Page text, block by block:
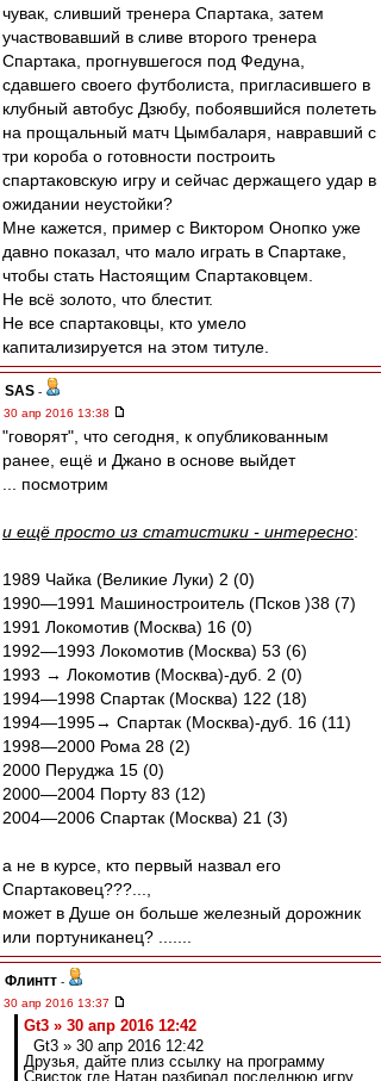
чувак, сливший тренера Спартака, затем
участвовавший в сливе второго тренера
Спартака, прогнувшегося под Федуна,
сдавшего своего футболиста, пригласившего в
клубный автобус Дзюбу, побоявшийся полететь
на прощальный матч Цымбаларя, навравший с
три короба о готовности построить
спартаковскую игру и сейчас держащего удар в
ожидании неустойки?
Мне кажется, пример с Виктором Онопко уже
давно показал, что мало играть в Спартаке,
чтобы стать Настоящим Спартаковцем.
Не всё золото, что блестит.
Не все спартаковцы, кто умело
капитализируется на этом титуле.
SAS -
30 апр 2016 13:38
"говорят", что сегодня, к опубликованным
ранее, ещё и Джано в основе выйдет
... посмотрим
и ещё просто из статистики - интересно:
1989 Чайка (Великие Луки) 2 (0)
1990—1991 Машиностроитель (Псков )38 (7)
1991 Локомотив (Москва) 16 (0)
1992—1993 Локомотив (Москва) 53 (6)
1993 → Локомотив (Москва)-дуб. 2 (0)
1994—1998 Спартак (Москва) 122 (18)
1994—1995→ Спартак (Москва)-дуб. 16 (11)
1998—2000 Рома 28 (2)
2000 Перуджа 15 (0)
2000—2004 Порту 83 (12)
2004—2006 Спартак (Москва) 21 (3)
а не в курсе, кто первый назвал его
Спартаковец???...,
может в Душе он больше железный дорожник
или портуниканец? .......
Флинтт -
30 апр 2016 13:37
Gt3 » 30 апр 2016 12:42
Gt3 » 30 апр 2016 12:42
Друзья, дайте плиз ссылку на программу
Свисток где Натан разбирал последнюю игру